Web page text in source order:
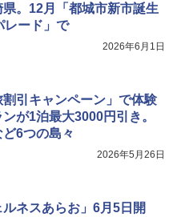
県。12月「都城市新市誕生
レード」で
2026年6月1日
割引キャンペーン」で体験
が1泊最大3000円引き。
6つの島々
2026年5月26日
ルネスあらお」6月5日開